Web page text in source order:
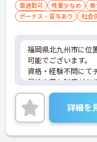
車通勤可 残業少なめ
ボーナス・賞与あり
社会
福岡県北九州市に位
可能でございます。
資格・経験不問にて
昇給や賞与制度があ
と職員に還元されま
と嬉しい高待遇です
ご興味のある方には
に詳細をお話しいた
さい！
詳細を